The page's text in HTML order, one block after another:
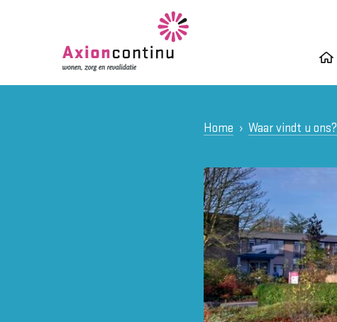
Home Waar vindt u ons?